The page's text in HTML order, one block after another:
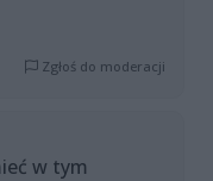
Zgłoś do moderacji
w tym